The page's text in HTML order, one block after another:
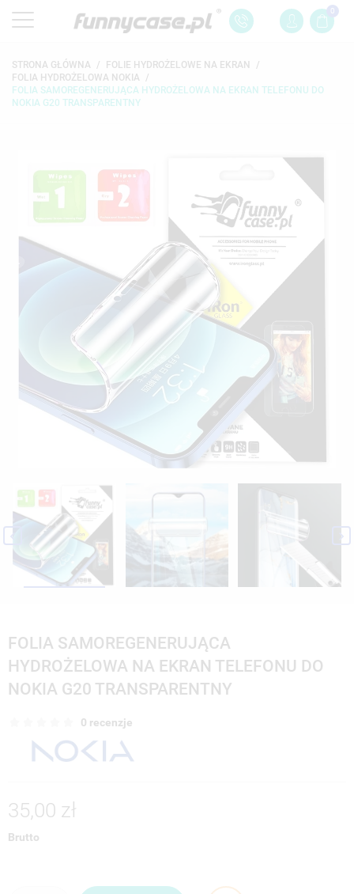
0
STRONA GŁÓWNA
FOLIE HYDROŻELOWE NA EKRAN
FOLIA HYDROŻELOWA NOKIA
FOLIA SAMOREGENERUJĄCA HYDROŻELOWA NA EKRAN TELEFONU DO
NOKIA G20 TRANSPARENTNY
 
FOLIA SAMOREGENERUJĄCA
HYDROŻELOWA NA EKRAN TELEFONU DO
NOKIA G20 TRANSPARENTNY
0 recenzje
35,00 zł
Brutto